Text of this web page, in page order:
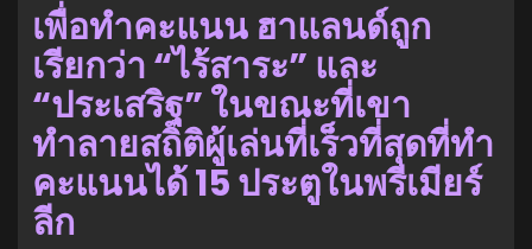
เพื่อทำคะแนน ฮาแลนด์ถูก
เรียกว่า “ไร้สาระ” และ
“ประเสริฐ” ในขณะที่เขา
ทำลายสถิติผู้เล่นที่เร็วที่สุดที่ทำ
คะแนนได้ 15 ประตูในพรีเมียร์
ลีก